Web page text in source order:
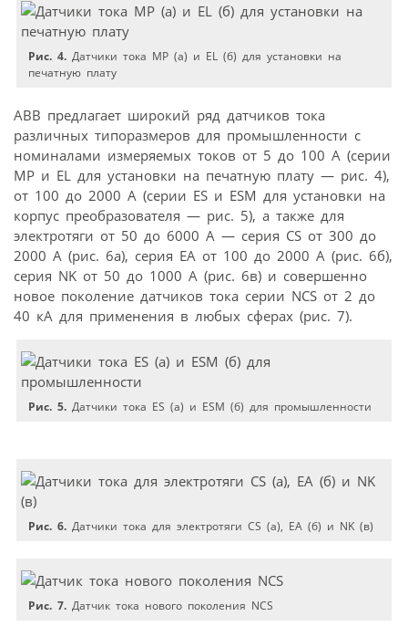
Рис. 4. Датчики тока МР (а) и EL (б) для установки на
печатную плату
АВВ предлагает широкий ряд датчиков тока
различных типоразмеров для промышленности с
номиналами измеряемых токов от 5 до 100 А (серии
МР и EL для установки на печатную плату — рис. 4),
от 100 до 2000 А (серии ES и ESM для установки на
корпус преобразователя — рис. 5), а также для
электротяги от 50 до 6000 А — серия CS от 300 до
2000 А (рис. 6а), серия ЕА от 100 до 2000 А (рис. 6б),
серия NK от 50 до 1000 А (рис. 6в) и совершенно
новое поколение датчиков тока серии NCS от 2 до
40 кА для применения в любых сферах (рис. 7).
Рис. 5. Датчики тока ES (а) и ESM (б) для промышленности
Рис. 6. Датчики тока для электротяги CS (а), ЕА (б) и NK (в)
Рис. 7. Датчик тока нового поколения NCS